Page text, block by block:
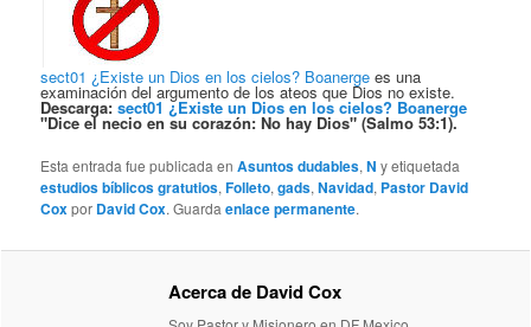
sect01 ¿Existe un Dios en los cielos? Boanerge es una
examinación del argumento de los ateos que Dios no existe.
Descarga:sect01 ¿Existe un Dios en los cielos? Boanerge
"Dice el necio en su corazón: No hay Dios" (Salmo 53:1).
Esta entrada fue publicada enAsuntos dudables,N y etiquetada
estudios bíblicos gratutios,Folleto,gads,Navidad, Pastor David
Coxpor David Cox. Guardaenlace permanente.
Acerca de David Cox